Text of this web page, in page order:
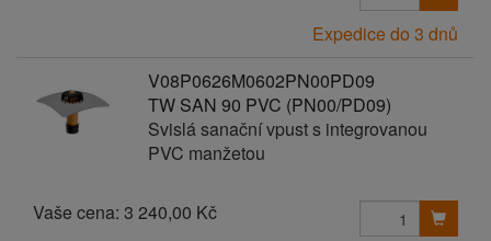
Expedice do 3 dnů
V08P0626M0602PN00PD09
TW SAN 90 PVC (PN00/PD09)
Svislá sanační vpust s integrovanou
PVC manžetou
Vaše cena: 3 240,00 Kč